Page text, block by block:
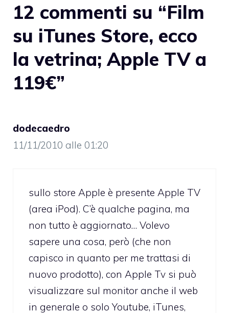
12 commenti su “Film
su iTunes Store, ecco
la vetrina; Apple TV a
119€”
dodecaedro
11/11/2010 alle 01:20
sullo store Apple è presente Apple TV
(area iPod). C’è qualche pagina, ma
non tutto è aggiornato… Volevo
sapere una cosa, però (che non
capisco in quanto per me trattasi di
nuovo prodotto), con Apple Tv si può
visualizzare sul monitor anche il web
in generale o solo Youtube, iTunes,